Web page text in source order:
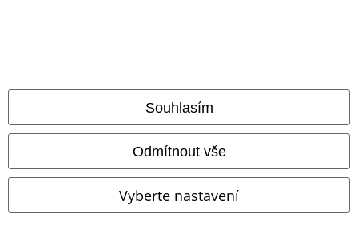
Souhlasím
Odmítnout vše
Vyberte nastavení
Staňte se součástí komunity!